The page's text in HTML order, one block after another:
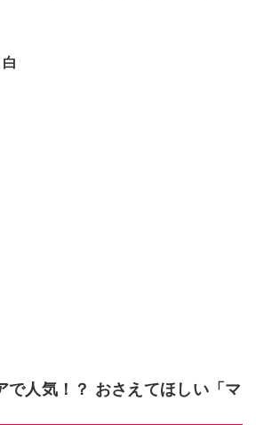
で人気！？ おさえてほしい「マ